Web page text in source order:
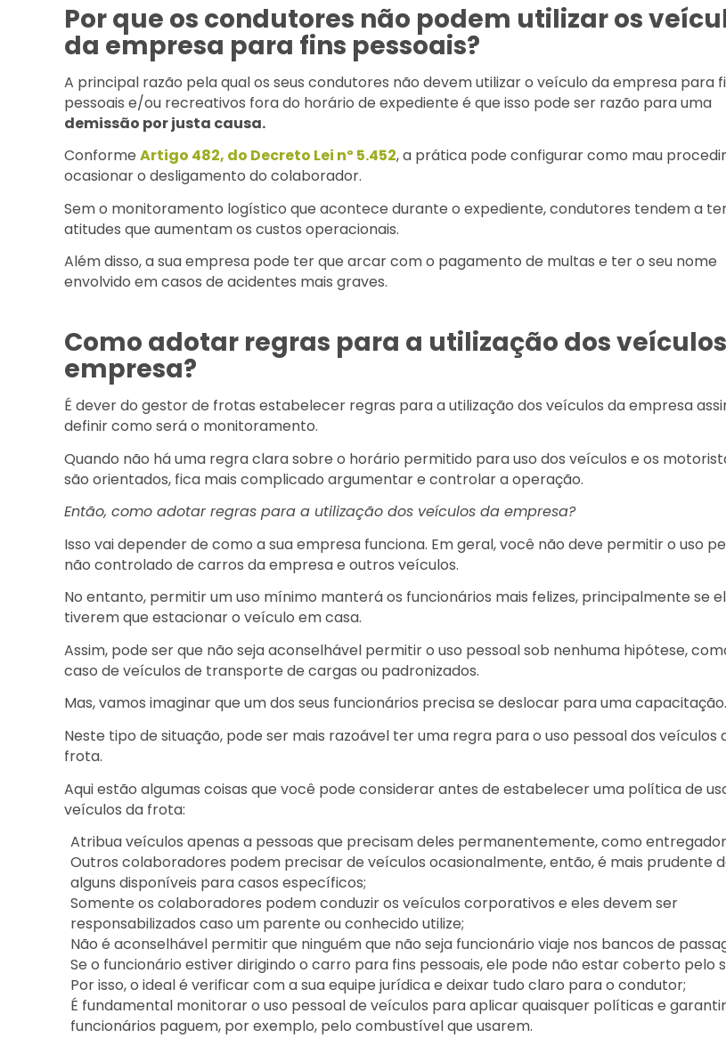
Por que os condutores não podem utilizar os
da empresa para fins pessoais?
A principal razão pela qual os seus condutores não devem utilizar o veículo da empresa para
pessoais e/ou recreativos fora do horário de expediente é que isso pode ser razão para uma
demissão por justa causa.
Conforme Artigo 482, do Decreto Lei nº 5.452, a prática pode configurar como mau
ocasionar o desligamento do colaborador.
Sem o monitoramento logístico que acontece durante o expediente, condutores tendem a
atitudes que aumentam os custos operacionais.
Além disso, a sua empresa pode ter que arcar com o pagamento de multas e ter o seu nome
envolvido em casos de acidentes mais graves.
Como adotar regras para a utilização dos
empresa?
É dever do gestor de frotas estabelecer regras para a utilização dos veículos da empresa
definir como será o monitoramento.
Quando não há uma regra clara sobre o horário permitido para uso dos veículos e os
são orientados, fica mais complicado argumentar e controlar a operação.
Então, como adotar regras para a utilização dos veículos da empresa?
Isso vai depender de como a sua empresa funciona. Em geral, você não deve permitir o uso
não controlado de carros da empresa e outros veículos.
No entanto, permitir um uso mínimo manterá os funcionários mais felizes, principalmente se
tiverem que estacionar o veículo em casa.
Assim, pode ser que não seja aconselhável permitir o uso pessoal sob nenhuma hipótese,
caso de veículos de transporte de cargas ou padronizados.
Mas, vamos imaginar que um dos seus funcionários precisa se deslocar para uma capacitação.
Neste tipo de situação, pode ser mais razoável ter uma regra para o uso pessoal dos veículos
frota.
Aqui estão algumas coisas que você pode considerar antes de estabelecer uma política de
veículos da frota:
Atribua veículos apenas a pessoas que precisam deles permanentemente, como
Outros colaboradores podem precisar de veículos ocasionalmente, então, é mais prudente
alguns disponíveis para casos específicos;
Somente os colaboradores podem conduzir os veículos corporativos e eles devem ser
responsabilizados caso um parente ou conhecido utilize;
Não é aconselhável permitir que ninguém que não seja funcionário viaje nos bancos de
Se o funcionário estiver dirigindo o carro para fins pessoais, ele pode não estar coberto pelo
Por isso, o ideal é verificar com a sua equipe jurídica e deixar tudo claro para o condutor;
É fundamental monitorar o uso pessoal de veículos para aplicar quaisquer políticas e
funcionários paguem, por exemplo, pelo combustível que usarem.